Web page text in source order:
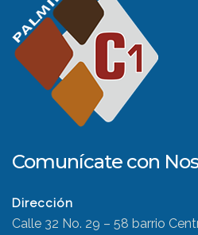
Comunícate con
Dirección
Calle 32 No. 29 – 58 barrio